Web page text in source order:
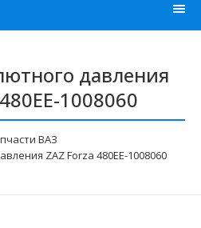
давления
1008060
ВАЗ
ZAZ Forza 480EE-1008060